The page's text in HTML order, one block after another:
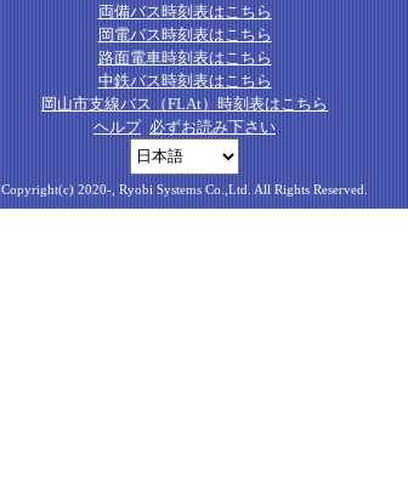
両備バス時刻表はこちら
岡電バス時刻表はこちら
路面電車時刻表はこちら
中鉄バス時刻表はこちら
岡山市支線バス（FLAt）時刻表はこちら
ヘルプ 必ずお読み下さい
Copyright(c) 2020-, Ryobi Systems Co.,Ltd. All Rights Reserved.